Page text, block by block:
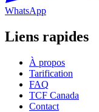
WhatsApp
Liens rapides
À propos
Tarification
FAQ
TCF Canada
Contact